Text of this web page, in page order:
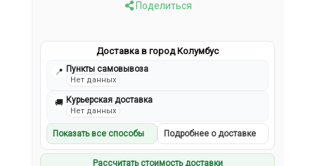
Поделиться
Доставка в город Колумбус
📍 Пункты самовывоза
Нет данных
🚚 Курьерская доставка
Нет данных
Показать все способы Подробнее о доставке
Рассчитать стоимость доставки